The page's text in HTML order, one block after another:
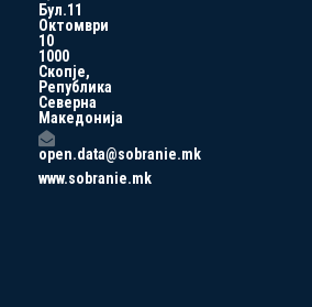
Бул.11
Октомври
10
1000
Скопје,
Република
Северна
Македонија
open.data@sobranie.mk
www.sobranie.mk